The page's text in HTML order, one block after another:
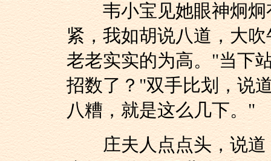
韦小宝见她眼神炯炯
紧，我如胡说八道，大
老老实实的为高。"当下
招数了？"双手比划，说
八糟，就是这么几下。"
庄夫人点点头，说道